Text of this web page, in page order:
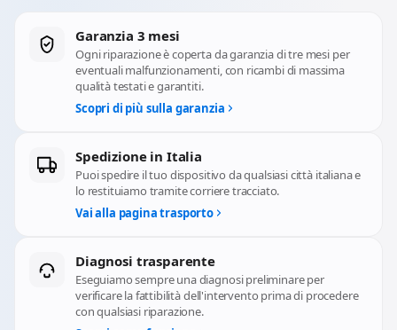
Garanzia 3 mesi
Ogni riparazione è coperta da garanzia di tre mesi per
eventuali malfunzionamenti, con ricambi di massima
qualità testati e garantiti.
Scopri di più sulla garanzia
Spedizione in Italia
Puoi spedire il tuo dispositivo da qualsiasi città italiana e
lo restituiamo tramite corriere tracciato.
Vai alla pagina trasporto
Diagnosi trasparente
Eseguiamo sempre una diagnosi preliminare per
verificare la fattibilità dell'intervento prima di procedere
con qualsiasi riparazione.